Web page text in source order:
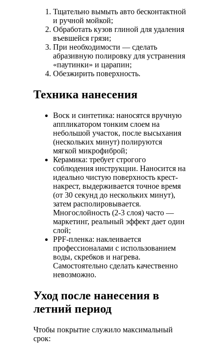
Тщательно вымыть авто бесконтактной
и ручной мойкой;
Обработать кузов глиной для удаления
въевшейся грязи;
При необходимости — сделать
абразивную полировку для устранения
«паутинки» и царапин;
Обезжирить поверхность.
Техника нанесения
Воск и синтетика: наносятся вручную
аппликатором тонким слоем на
небольшой участок, после высыхания
(нескольких минут) полируются
мягкой микрофиброй;
Керамика: требует строгого
соблюдения инструкции. Наносится на
идеально чистую поверхность крест-
накрест, выдерживается точное время
(от 30 секунд до нескольких минут),
затем располировывается.
Многослойность (2-3 слоя) часто —
маркетинг, реальный эффект дает один
слой;
PPF-пленка: наклеивается
профессионалами с использованием
воды, скребков и нагрева.
Самостоятельно сделать качественно
невозможно.
Уход после нанесения в
летний период
Чтобы покрытие служило максимальный
срок: